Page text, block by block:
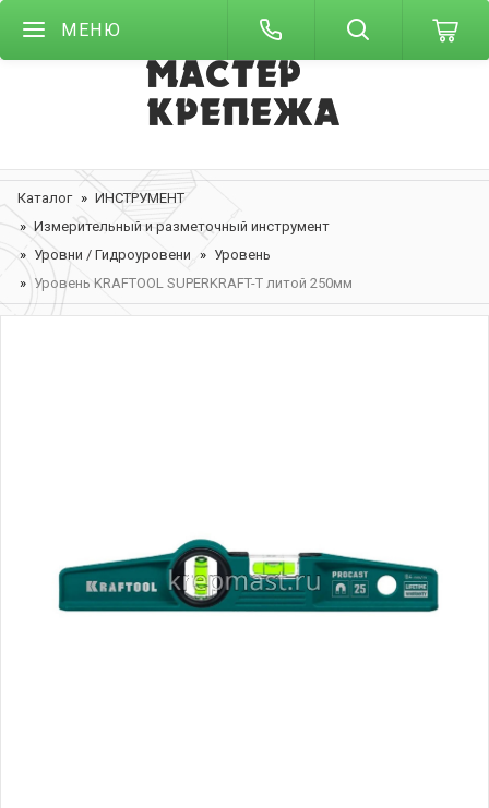
МЕНЮ
Каталог
ИНСТРУМЕНТ
Измерительный и разметочный инструмент
Уровни / Гидроуровени
Уровень
Уровень KRAFTOOL SUPERKRAFT-T литой 250мм